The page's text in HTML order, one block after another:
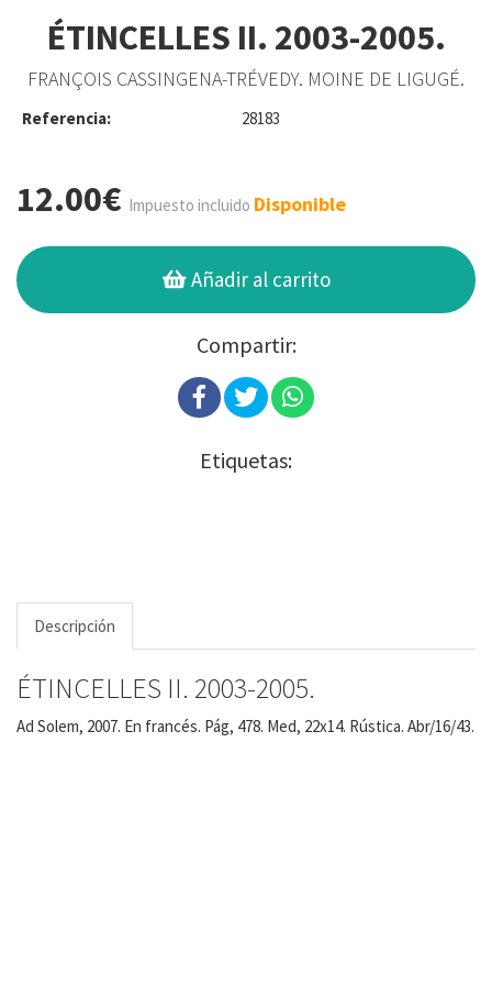
ÉTINCELLES II. 2003-2005.
FRANÇOIS CASSINGENA-TRÉVEDY. MOINE DE LIGUGÉ.
Referencia: 28183
12.00€ Impuesto incluido Disponible
Añadir al carrito
Compartir:
Etiquetas:
Descripción
ÉTINCELLES II. 2003-2005.
Ad Solem, 2007. En francés. Pág, 478. Med, 22x14. Rústica. Abr/16/43.